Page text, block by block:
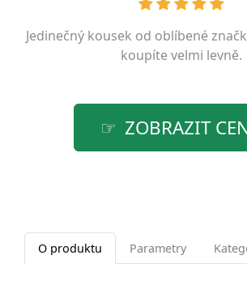
Jedinečný kousek od oblíbené
koupíte velmi levně.
ZOBRAZIT
O produktu Parametry